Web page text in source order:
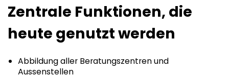
Zentrale Funktionen, die
heute genutzt werden
Abbildung aller Beratungszentren und
Aussenstellen